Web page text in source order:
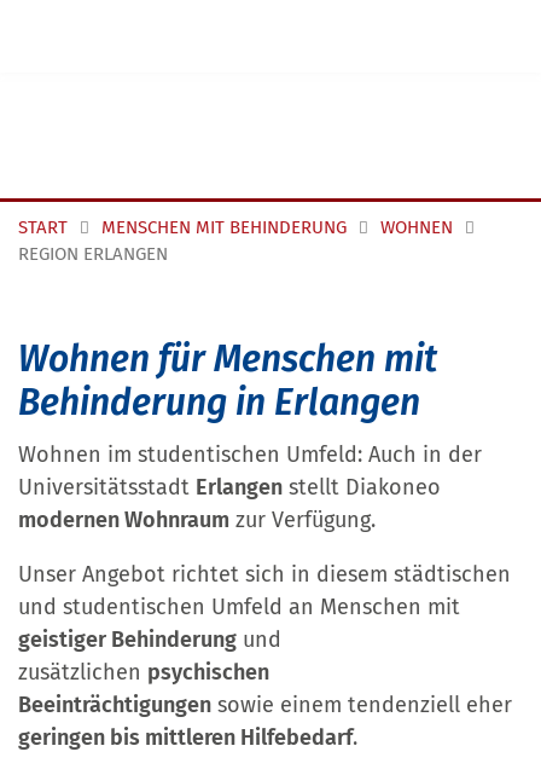
START MENSCHEN MIT BEHINDERUNG
WOHNEN
REGION ERLANGEN
Wohnen für Menschen mit
Behinderung in Erlangen
Wohnen im studentischen Umfeld: Auch in der
Universitätsstadt Erlangen stellt Diakoneo
modernen Wohnraum zur Verfügung.
Unser Angebot richtet sich in diesem städtischen
und studentischen Umfeld an Menschen mit
geistiger Behinderung und
zusätzlichen psychischen
Beeinträchtigungen sowie einem tendenziell eher
geringen bis mittleren Hilfebedarf.